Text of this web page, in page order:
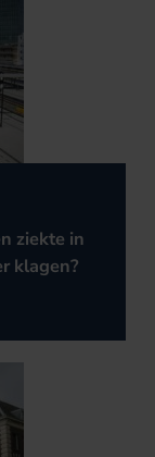
ziekte in
klagen?